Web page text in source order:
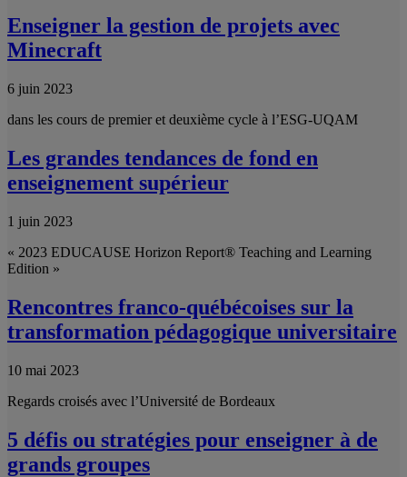
Enseigner la gestion de projets avec
Minecraft
6 juin 2023
dans les cours de premier et deuxième cycle à l’ESG-UQAM
Les grandes tendances de fond en
enseignement supérieur
1 juin 2023
« 2023 EDUCAUSE Horizon Report® Teaching and Learning
Edition »
Rencontres franco-québécoises sur la
transformation pédagogique universitaire
10 mai 2023
Regards croisés avec l’Université de Bordeaux
5 défis ou stratégies pour enseigner à de
grands groupes